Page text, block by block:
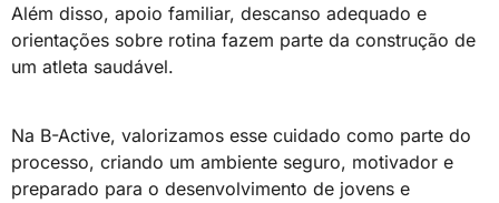
Além disso, apoio familiar, descanso adequado e
orientações sobre rotina fazem parte da construção de
um atleta saudável.
Na B-Active, valorizamos esse cuidado como parte do
processo, criando um ambiente seguro, motivador e
preparado para o desenvolvimento de jovens e